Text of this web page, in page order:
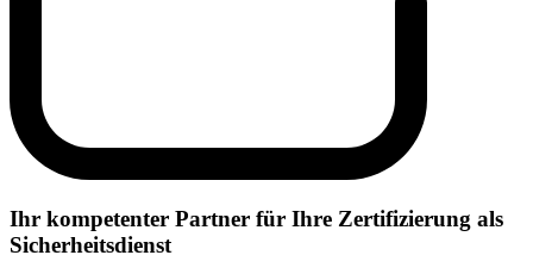
Ihr kompetenter Partner für Ihre Zertifizierung als
Sicherheitsdienst